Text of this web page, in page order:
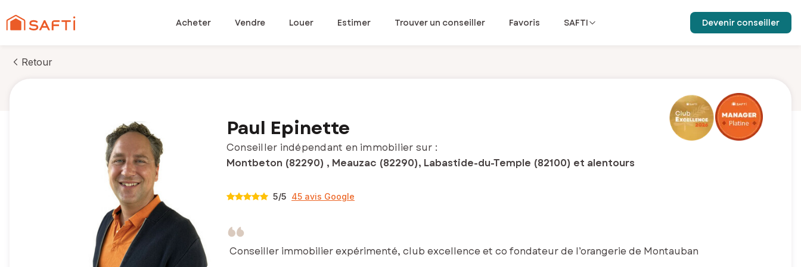
Acheter Vendre Louer Estimer Trouver un conseiller Favoris SAFTI Devenir conseiller
Retour
Paul Epinette
Conseiller indépendant en immobilier sur :
Montbeton (82290) , Meauzac (82290), Labastide-du-Temple (82100) et alentours
5/5 45 avis Google
Conseiller immobilier expérimenté, club excellence et co fondateur de l’orangerie de Montauban